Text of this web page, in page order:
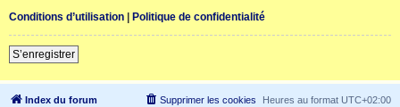
Conditions d’utilisation | Politique de confidentialité
S’enregistrer
Index du forum Heures au format UTC+02:00
Supprimer les cookies